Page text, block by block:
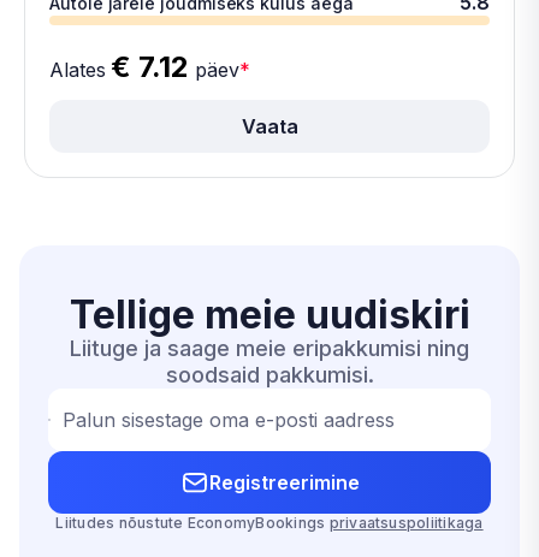
Alates € 7.12 päev*
Vaata
Tellige meie uudiskiri
Liituge ja saage meie eripakkumisi ning
soodsaid pakkumisi.
Palun sisestage oma e-posti aadress
Registreerimine
Liitudes nõustute EconomyBookings privaatsuspoliitikaga